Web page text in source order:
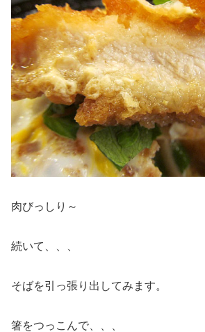
肉びっしり～
続いて、、、
そばを引っ張り出してみます。
箸をつっこんで、、、